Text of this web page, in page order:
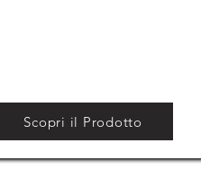
Scopri il Prodotto